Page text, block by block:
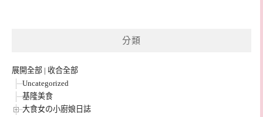
分類
展開全部 | 收合全部
Uncategorized
基隆美食
大食女の小廚娘日誌